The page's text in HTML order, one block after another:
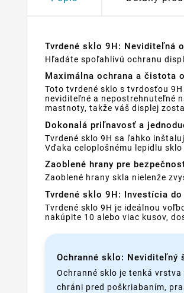
Tvrdené sklo 9H: Neviditeľná
Hľadáte spoľahlivú ochranu
Maximálna ochrana a čistota
Toto tvrdené sklo s tvrdosťou
neviditeľné a nepostrehnuteľné
mastnoty, takže váš displej
Dokonalá priľnavosť a
Tvrdené sklo 9H sa ľahko
Vďaka celoplošnému lepidlu
Zaoblené hrany pre
Zaoblené hrany skla nielenže
Tvrdené sklo 9H: Investícia
Tvrdené sklo 9H je ideálnou
nakúpite 10 alebo viac kusov,
Ochranné sklo: Neviditeľný
Ochranné sklo je tenká
chráni pred poškriabaním,